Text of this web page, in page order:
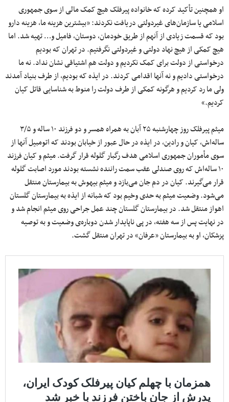
او همچنین تأکید کرده که خانواده پیرفلک هیچ کمک مالی از سوی جمهوری
اسلامی یا سازمان‌های غیردولتی دریافت نکردند: «بیشترین هزینه ما، هزینه دارو
بود که قسمت زیادی از آنهم از طریق خودمان، دوستان، فامیل و… تهیه شد. اما
هیچ کمکی از هیچ نهاد دولتی و‌ غیردولتی نگرفتیم. در تهران که بودیم
درخواستی از دولت برای کمک نکردیم و دولت هم اشتیاقی نشان نداد. نه ما
درخواستی دادیم و نه آنها اقدامی کردند. در ایذه که بودیم، از طرف‌ بنیاد آمدند
ولی ما رد کردیم و هرگونه کمکی از طرف دولت را منوط به شناسایی قاتل کیان
کردیم.»
میثم پیرفلک روز چهارشنبه ۲۵ آبان به همراه همسر و دو فرزند ۱۰ ساله و ۳/۵
ساله‌اش، کیان و رادین، در ایذه در حال عبور از خیابان بودند که اتومبیل آنها از
سوی مأموران جمهوری اسلامی هدف رگبار گلوله قرار گرفت. میثم و کیان فرزند
۱۰ ساله‌اش که روی صندلی عقب سمت راننده نشسته بودند مورد اصابت گلوله
قرار می‌گیرند. کیان در دم جان می‌بازد و میثم بیهوش به بیمارستان منتقل
می‌شود. وضعیت میثم به حدی وخیم بود که شبانه از ایذه به بیمارستان گلستان
اهواز منتقل شد. در بیمارستان گلستان چند عمل جراحی روی میثم انجام شد و
در نهایت پس از سه هفته، در پی ناپایدار شدن دوباره‌ی وضعیت و به توصیه
پزشکان، او به بیمارستان «عرفان» در تهران منتقل گشت.